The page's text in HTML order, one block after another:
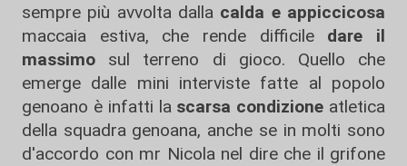
sempre più avvolta dalla calda e appiccicosa
maccaia estiva, che rende difficile dare il
massimo sul terreno di gioco. Quello che
emerge dalle mini interviste fatte al popolo
genoano è infatti la scarsa condizione atletica
della squadra genoana, anche se in molti sono
d'accordo con mr Nicola nel dire che il grifone